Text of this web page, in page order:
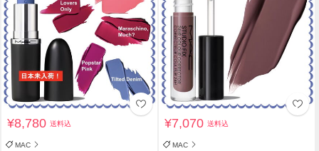
¥8,780送料込
MAC
¥7,070送料込
MAC